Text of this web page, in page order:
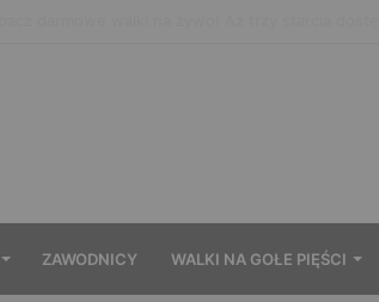
ZAWODNICY WALKI NA GOŁE PIĘŚCI